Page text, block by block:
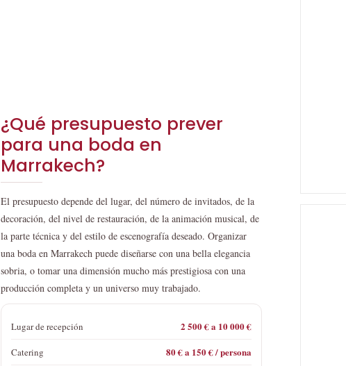
¿Qué presupuesto prever
para una boda en
Marrakech?
El presupuesto depende del lugar, del número de invitados, de la
decoración, del nivel de restauración, de la animación musical, de
la parte técnica y del estilo de escenografía deseado. Organizar
una boda en Marrakech puede diseñarse con una bella elegancia
sobria, o tomar una dimensión mucho más prestigiosa con una
producción completa y un universo muy trabajado.
Lugar de recepción 2 500 € a 10 000 €
Catering 80 € a 150 € / persona